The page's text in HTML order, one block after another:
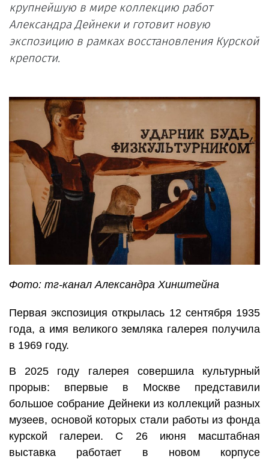
крупнейшую в мире коллекцию работ
Александра Дейнеки и готовит новую
экспозицию в рамках восстановления Курской
крепости.
Фото: тг-канал Александра Хинштейна
Первая экспозиция открылась 12 сентября 1935
года, а имя великого земляка галерея получила
в 1969 году.
В 2025 году галерея совершила культурный
прорыв: впервые в Москве представили
большое собрание Дейнеки из коллекций разных
музеев, основой которых стали работы из фонда
курской галереи. С 26 июня масштабная
выставка работает в новом корпусе